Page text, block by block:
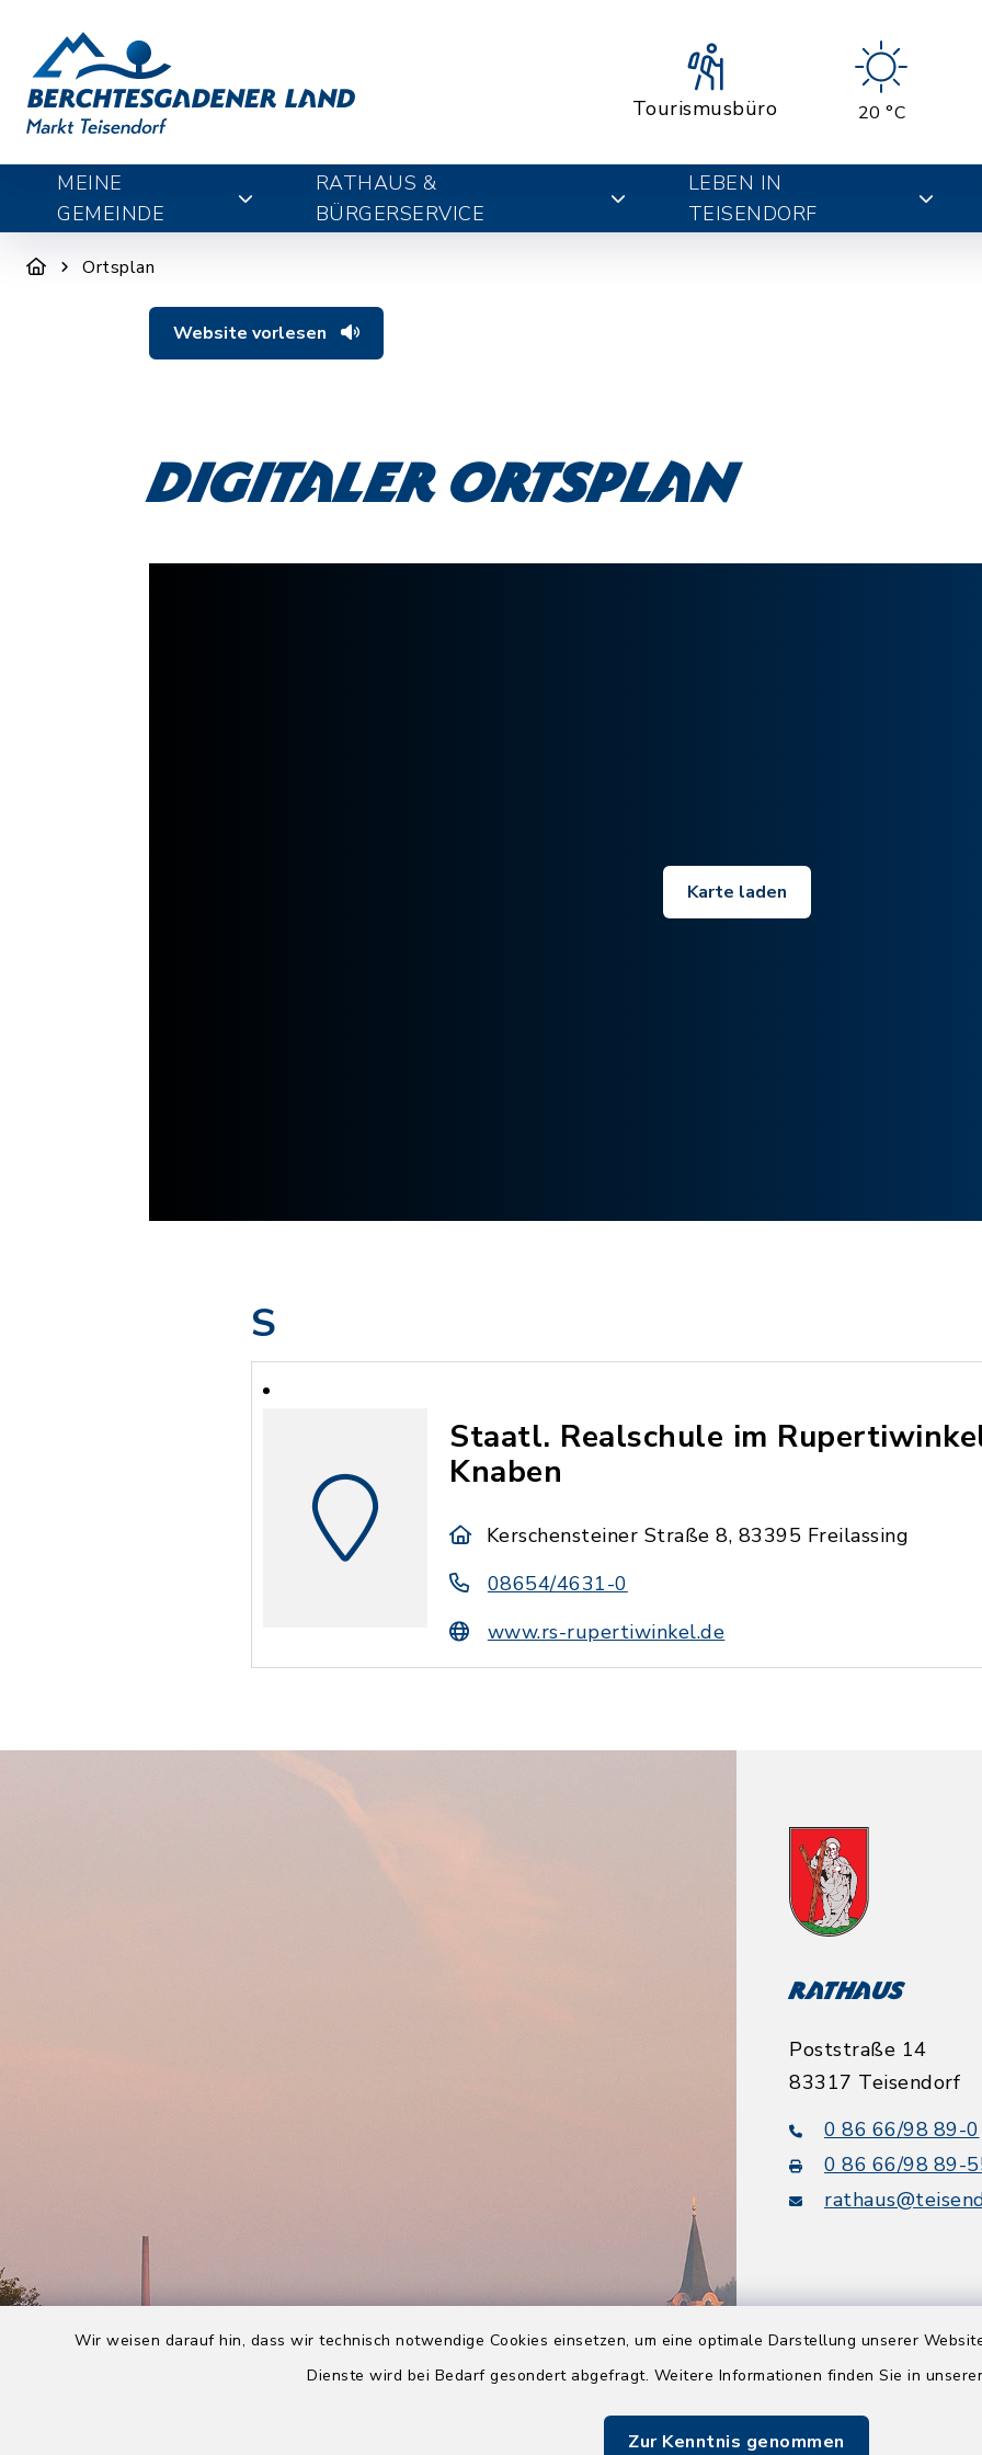
Wir weisen darauf hin, dass wir technisch notwendige Cookies einsetzen, um eine optimale Darstellung unserer
Dienste wird bei Bedarf gesondert abgefragt. Weitere Informationen finden Sie in
Zur Kenntnis genommen
Tourismusbüro 20 °C
MEINE
GEMEINDE
RATHAUS &
BÜRGERSERVICE
LEBEN IN
TEISENDORF
Ortsplan
Website vorlesen
Digitaler Ortsplan
Karte laden
S
Staatl. Realschule im
Knaben
Kerschensteiner Straße 8, 83395 Freilassing
08654/4631-0
www.rs-rupertiwinkel.de
Rathaus
Poststraße 14
83317 Teisendorf
0 86 66/98 89-0
0 86 66/98 89-
Quicklinks
BayernPortal